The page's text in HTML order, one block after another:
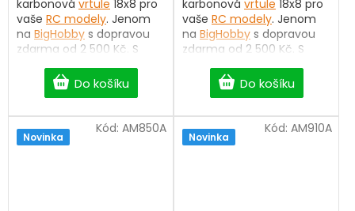
Do košíku
karbonová vrtule 18x8 pro
vaše RC modely. Jenom
na BigHobby s dopravou
zdarma od 2 500 Kč. S
pomůžeme.
Do košíku
karbonová vrtule 18x8 pro
vaše RC modely. Jenom
na BigHobby s dopravou
zdarma od 2 500 Kč. S
pomůžeme.
Novinka
Kód: AM850A
Novinka
Kód: AM910A